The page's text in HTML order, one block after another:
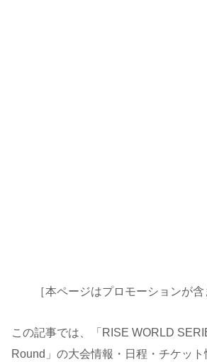
［本ページはプロモーションが含
この記事では、「RISE WORLD
Round」の大会情報・日程・チケッ